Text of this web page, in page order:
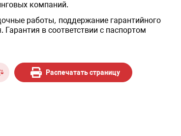
компаний.
работы, поддержание гарантийного
Гарантия в соответствии с паспортом
Распечатать страницу